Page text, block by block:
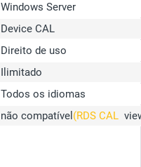
Windows Server
Device CAL
Direito de uso
Ilimitado
Todos os idiomas
não compatível (RDS CAL